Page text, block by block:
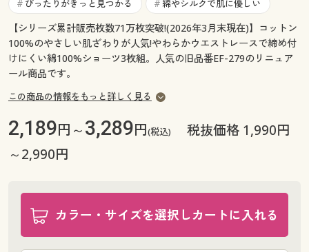
サポート
ご利用ガイド
よくある質問とお問い合わせ
よくある質問とお問い合わせ
# ぴったりがきっと見つかる # 綿やシルクで肌に優しい
【シリーズ累計販売枚数71万枚突破!(2026年3月末現在)】コットン
100%のやさしい肌ざわりが人気!やわらかウエストレースで締め付
けにくい綿100%ショーツ3枚組。人気の旧品番EF-279のリニュア
ール商品です。
この商品の情報をもっと詳しく見る
2,189円～3,289円(税込)
税抜価格 1,990円
～2,990円
カラー・サイズを選択しカートに入れる